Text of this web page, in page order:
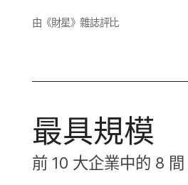
由​《財星​》雜​誌評​比
最​具​規模
前10 大企業​中​的 8 間